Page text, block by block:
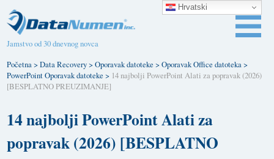
Jamstvo od 30 dnevnog novca
Početna>Data Recovery>Oporavak datoteke >Oporavak Office datoteka>
PowerPoint Oporavak datoteke > 14 najbolji PowerPoint Alati za popravak (2026)
[BESPLATNO PREUZIMANJE]
14 najbolji PowerPoint Alati za
popravak (2026) [BESPLATNO
Hrvatski